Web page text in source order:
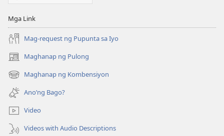
Mga Link
Mag-request ng Pupunta sa Iyo
Maghanap ng Pulong
(may
bubukas
na
bagong
window)
Maghanap ng Kombensiyon
(may
bubukas
na
bagong
window)
Ano’ng Bago?
Video
Videos with Audio Descriptions